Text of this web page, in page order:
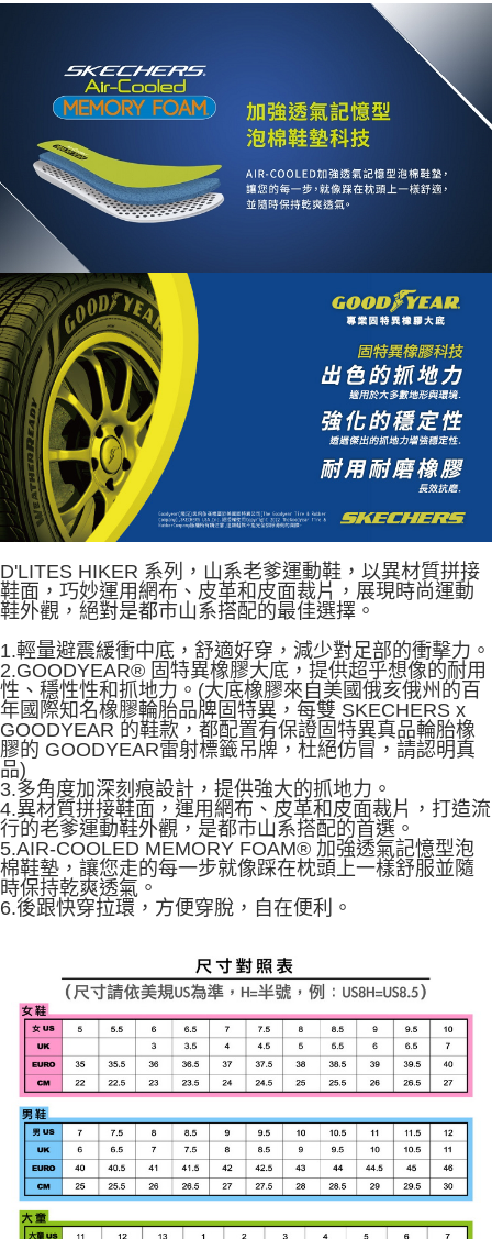
買賣價金債權讓與本公司後，依約使用本公司帳單繳交帳款。
2.基於同意付款使用「大哥付你分期」之契約關係目的，商店將以您的個人
資料（包含姓名、電話或地址）提供予台灣大哥大進項蒐集、處理及利用，
由本公司與您本人進行分期帳單所需資料之確認、核對及更正。
3.完整用戶服務條款，請詳閱以下連結：
D'LITES HIKER 系列，山系老爹運動鞋，以異材質拼接
鞋面，巧妙運用網布、皮革和皮面裁片，展現時尚運動
鞋外觀，絕對是都市山系搭配的最佳選擇。
1.輕量避震緩衝中底，舒適好穿，減少對足部的衝擊力。
2.GOODYEAR® 固特異橡膠大底，提供超乎想像的耐用
性、穩性性和抓地力。(大底橡膠來自美國俄亥俄州的百
年國際知名橡膠輪胎品牌固特異，每雙 SKECHERS x
GOODYEAR 的鞋款，都配置有保證固特異真品輪胎橡
膠的 GOODYEAR雷射標籤吊牌，杜絕仿冒，請認明真
品)
3.多角度加深刻痕設計，提供強大的抓地力。
4.異材質拼接鞋面，運用網布、皮革和皮面裁片，打造流
行的老爹運動鞋外觀，是都市山系搭配的首選。
5.AIR-COOLED MEMORY FOAM® 加強透氣記憶型泡
棉鞋墊，讓您走的每一步就像踩在枕頭上一樣舒服並隨
時保持乾爽透氣。
6.後跟快穿拉環，方便穿脫，自在便利。